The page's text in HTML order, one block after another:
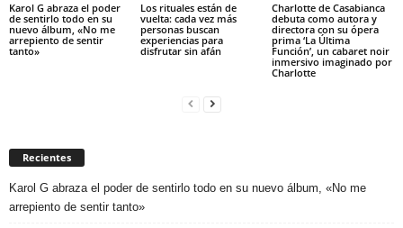
Karol G abraza el poder
de sentirlo todo en su
nuevo álbum, «No me
arrepiento de sentir
tanto»
Los rituales están de
vuelta: cada vez más
personas buscan
experiencias para
disfrutar sin afán
Charlotte de Casabianca
debuta como autora y
directora con su ópera
prima ‘La Última
Función’, un cabaret noir
inmersivo imaginado por
Charlotte
Recientes
Karol G abraza el poder de sentirlo todo en su nuevo álbum, «No me
arrepiento de sentir tanto»